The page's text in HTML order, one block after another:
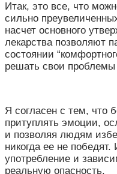
Итак, это все, что
сильно
насчет основного
лекарства позволяют
состоянии
решать свои
Я согласен с тем, что
притуплять эмоции,
и позволяя людям
никогда ее не
употребление и
реальную опасность.